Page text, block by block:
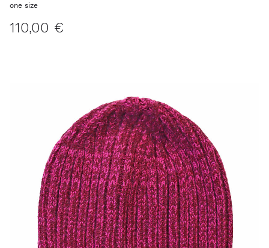
one size
110,00 €